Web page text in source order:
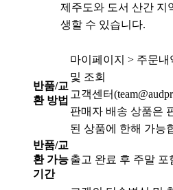
제주도와 도서 산간 지
생할 수 있습니다.
반품/교
환 방법
마이페이지 > 주문
및 조회
고객센터
판매자 배송 상품은
된 상품에 한해 가능
반품/교
환 가능
기간
출고 완료 후 주말 포